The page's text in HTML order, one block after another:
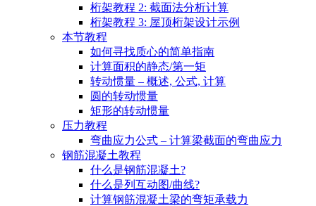
桁架教程 2: 截面法分析计算
桁架教程 3: 屋顶桁架设计示例
本节教程
如何寻找质心的简单指南
计算面积的静态/第一矩
转动惯量 – 概述, 公式, 计算
圆的转动惯量
矩形的转动惯量
压力教程
弯曲应力公式 – 计算梁截面的弯曲应力
钢筋混凝土教程
什么是钢筋混凝土?
什么是列互动图/曲线?
计算钢筋混凝土梁的弯矩承载力